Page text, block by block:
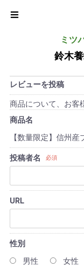
ミツ
鈴木
レビューを投稿
商品について、お客
商品名
【数量限定】信州
投稿者名 必須
URL
性別
男性
女性